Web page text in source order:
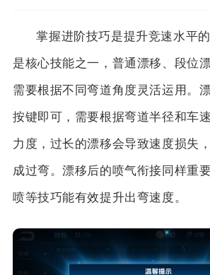
掌握进阶技巧是提升竞速水平
是核心技能之一，普通漂移、段位
需要根据不同弯道角度灵活运用。
按键即可，需要根据弯道半径和车
力度，过长的漂移会导致速度损失
成过弯。漂移后的喷气衔接同样重
喷等技巧能有效提升出弯速度。